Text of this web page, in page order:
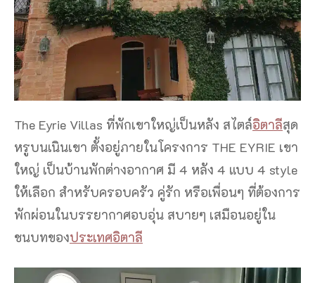
The Eyrie Villas ที่พักเขาใหญ่เป็นหลัง สไตล์อิตาลีสุด
หรูบนเนินเขา ตั้งอยู่ภายในโครงการ THE EYRIE เขา
ใหญ่ เป็นบ้านพักต่างอากาศ มี 4 หลัง 4 แบบ 4 style
ให้เลือก สำหรับครอบครัว คู่รัก หรือเพื่อนๆ ที่ต้องการ
พักผ่อนในบรรยากาศอบอุ่น สบายๆ เสมือนอยู่ใน
ชนบทของประเทศอิตาลี